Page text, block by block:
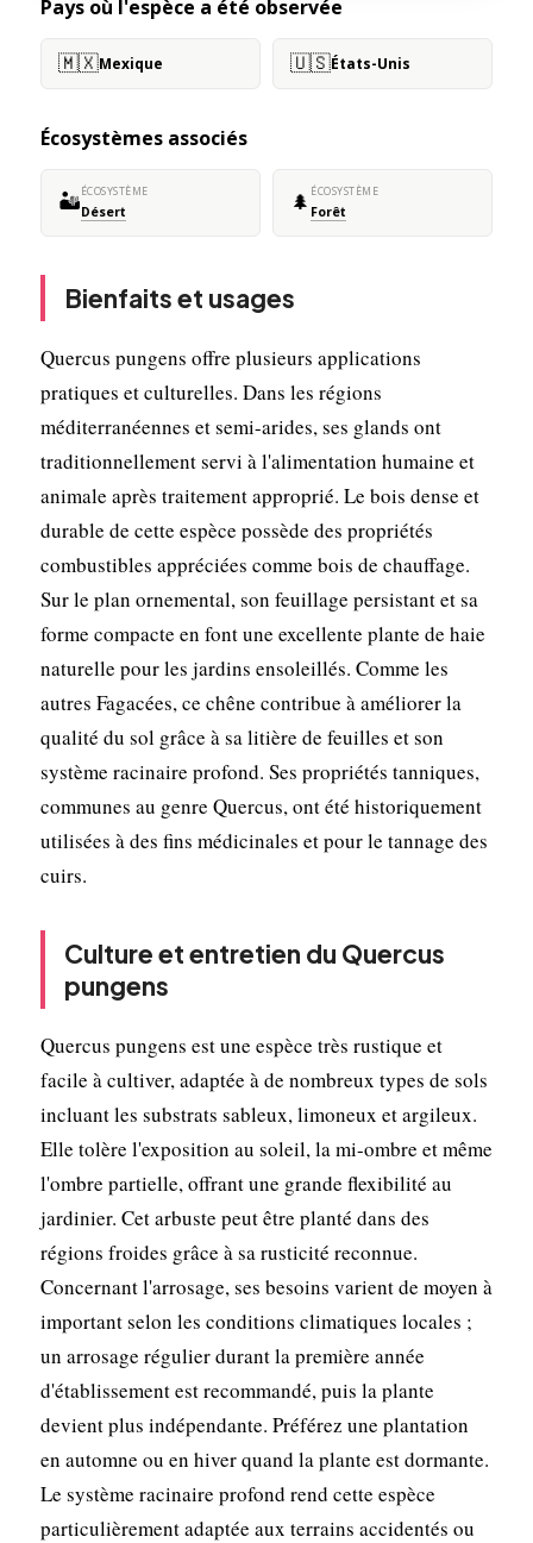
Pays où l'espèce a été observée
🇲🇽Mexique 🇺🇸États-Unis
Écosystèmes associés
🏜️ÉCOSYSTÈME
Désert 🌲 ÉCOSYSTÈME
Forêt
Bienfaits et usages
Quercus pungens offre plusieurs applications
pratiques et culturelles. Dans les régions
méditerranéennes et semi-arides, ses glands ont
traditionnellement servi à l'alimentation humaine et
animale après traitement approprié. Le bois dense et
durable de cette espèce possède des propriétés
combustibles appréciées comme bois de chauffage.
Sur le plan ornemental, son feuillage persistant et sa
forme compacte en font une excellente plante de haie
naturelle pour les jardins ensoleillés. Comme les
autres Fagacées, ce chêne contribue à améliorer la
qualité du sol grâce à sa litière de feuilles et son
système racinaire profond. Ses propriétés tanniques,
communes au genre Quercus, ont été historiquement
utilisées à des fins médicinales et pour le tannage des
cuirs.
Culture et entretien du Quercus
pungens
Quercus pungens est une espèce très rustique et
facile à cultiver, adaptée à de nombreux types de sols
incluant les substrats sableux, limoneux et argileux.
Elle tolère l'exposition au soleil, la mi-ombre et même
l'ombre partielle, offrant une grande flexibilité au
jardinier. Cet arbuste peut être planté dans des
régions froides grâce à sa rusticité reconnue.
Concernant l'arrosage, ses besoins varient de moyen à
important selon les conditions climatiques locales ;
un arrosage régulier durant la première année
d'établissement est recommandé, puis la plante
devient plus indépendante. Préférez une plantation
en automne ou en hiver quand la plante est dormante.
Le système racinaire profond rend cette espèce
particulièrement adaptée aux terrains accidentés ou